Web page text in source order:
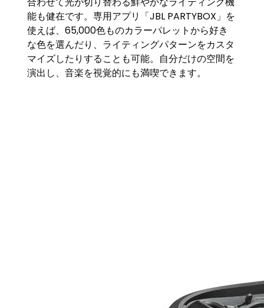
能も健在です。専用アプリ「JBL PARTYBOX」を
使えば、65,000色ものカラーパレットから好き
な色を選んだり、ライティングパターンをカスタ
マイズしたりすることも可能。自分だけの空間を
演出し、音楽を視覚的にも満喫できます。